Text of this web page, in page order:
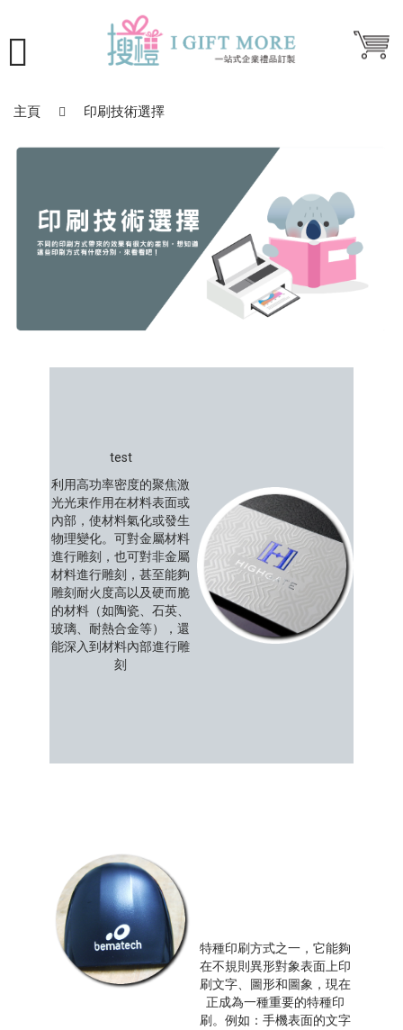
主頁 印刷技術選擇
test
利用高功率密度的聚焦激
光光束作用在材料表面或
內部，使材料氣化或發生
物理變化。可對金屬材料
進行雕刻，也可對非金屬
材料進行雕刻，甚至能夠
雕刻耐火度高以及硬而脆
的材料（如陶瓷、石英、
玻璃、耐熱合金等），還
能深入到材料內部進行雕
刻
特種印刷方式之一，它能夠
在不規則異形對象表面上印
刷文字、圖形和圖象，現在
正成為一種重要的特種印
刷。例如：手機表面的文字